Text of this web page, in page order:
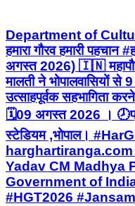
Department of
हमारा गौरव हमारी
अगस्त 2026) 🇮🇳 महापौर
मालती ने भोपालवासियों से
उत्साहपूर्वक सहभागिता
🗓️09 अगस्त 2026 ।
स्टेडियम ,भोपाल।
harghartiranga.com
Yadav CM Madhya
Government of
#HGT2026